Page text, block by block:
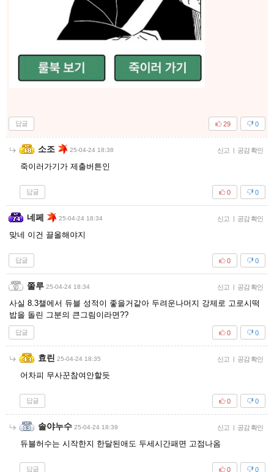
답글 0
29
소조 25-04-24 18:38 신고 | 공감 확인
죽이러가기가 제출버튼인
답글 0
0
네페 25-04-24 18:34 신고 | 공감 확인
맞네 이건 끌올해야지
답글 0
0
쭐루 25-04-24 18:34 신고 | 공감 확인
사실 8.3챌에서 듀블 성적이 좋을거같아 두려운나머지 강제로 고로시떡
밥을 돌린 그분의 큰그림이라면??
답글 0
0
효린 25-04-24 18:35 신고 | 공감 확인
어차피 무사꾼참여안할듯
답글 0
0
솔야누수 25-04-24 18:39 신고 | 공감 확인
듀블허수는 시작한지 한달된애도 두세시간패면 고점나옴
답글 0
0